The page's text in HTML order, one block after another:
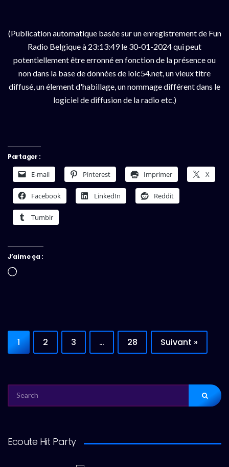
(Publication automatique basée sur un enregistrement de Fun
Radio Belgique à 23:13:49 le 30-01-2024 qui peut
potentiellement être erronné en fonction de la présence ou
non dans la base de données de loic54.net, un vieux titre
diffusé, un élement d'habillage, un nommage différent dans le
logiciel de diffusion de la radio etc.)
Partager :
E-mail Pinterest Imprimer X
Facebook LinkedIn Reddit
Tumblr
J’aime ça :
Chargement…
1 2 3 … 28 Suivant »
FOR:
Ecoute Hit Party